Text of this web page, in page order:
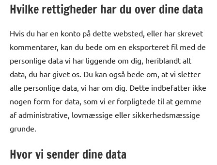
Hvilke rettigheder har du over dine data
Hvis du har en konto på dette websted, eller har skrevet
kommentarer, kan du bede om en eksporteret fil med de
personlige data vi har liggende om dig, heriblandt alt
data, du har givet os. Du kan også bede om, at vi sletter
alle personlige data, vi har om dig. Dette indbefatter ikke
nogen form for data, som vi er forpligtede til at gemme
af administrative, lovmæssige eller sikkerhedsmæssige
grunde.
Hvor vi sender dine data